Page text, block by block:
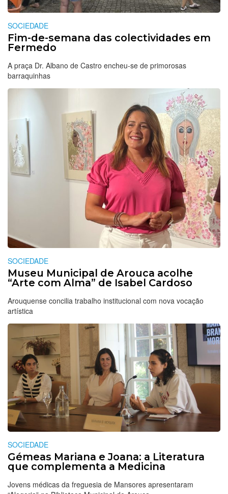
SOCIEDADE
Fim-de-semana das colectividades em
Fermedo
A praça Dr. Albano de Castro encheu-se de primorosas
barraquinhas
SOCIEDADE
Museu Municipal de Arouca acolhe
“Arte com Alma” de Isabel Cardoso
Arouquense concilia trabalho institucional com nova vocação
artística
SOCIEDADE
Gémeas Mariana e Joana: a Literatura
que complementa a Medicina
Jovens médicas da freguesia de Mansores apresentaram